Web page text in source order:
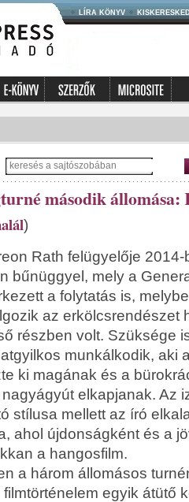
LÍRA KÖNYV
második
)
Rath felügyelője
bűnüggyel, mely a
a folytatás is,
az erkölcsrendészet
részben volt. Szüksége
munkálkodik, aki
ki magának és a
elkapjanak. Az
stílusa mellett az író
ahol újdonságként és a
a hangosfilm.
a három állomásos
egyik átütő